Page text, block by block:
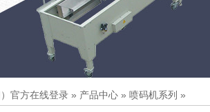
官方在线登录 » 产品中心 » 喷码机系列 »